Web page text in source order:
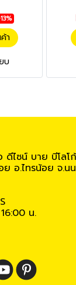
า
บ
ดีไซน์ บาย บีโลโ
ย อ.ไทรน้อย จ.น
น.